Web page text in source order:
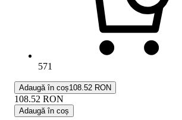
571
Adaugă în coș108.52 RON
108.52 RON
Adaugă în coș